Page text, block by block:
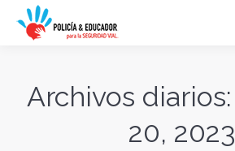
Archivos diarios:
20, 2023